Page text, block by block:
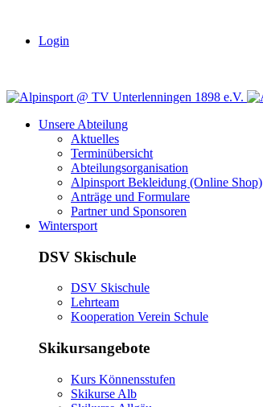
Login
Unsere Abteilung
Aktuelles
Terminübersicht
Abteilungsorganisation
Alpinsport Bekleidung (Online Shop)
Anträge und Formulare
Partner und Sponsoren
Wintersport
DSV Skischule
DSV Skischule
Lehrteam
Kooperation Verein Schule
Skikursangebote
Kurs Könnensstufen
Skikurse Alb